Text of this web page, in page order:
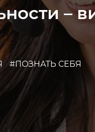
–
#ПОЗНАТЬ СЕБЯ